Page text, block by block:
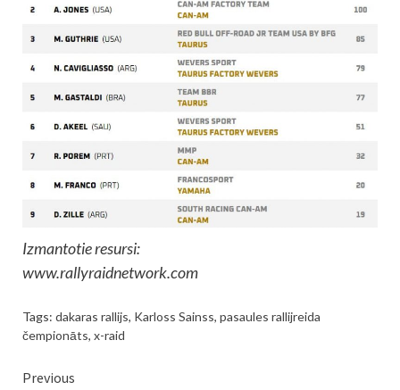
Izmantotie resursi:
www.rallyraidnetwork.com
Tags: dakaras rallijs, Karloss Sainss, pasaules rallijreida
čempionāts, x-raid
Continue
Previous